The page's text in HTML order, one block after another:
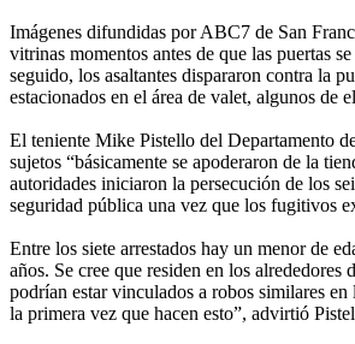
Imágenes difundidas por ABC7 de San
vitrinas momentos antes de que las puertas
seguido, los asaltantes dispararon contra la
estacionados en el área de valet, algunos de
El teniente Mike Pistello del Departamento
sujetos “básicamente se apoderaron de la
autoridades iniciaron la persecución de los
seguridad pública una vez que los fugitivos
Entre los siete arrestados hay un menor de
años. Se cree que residen en los
podrían estar vinculados a robos similares
la primera vez que hacen esto”, advirtió